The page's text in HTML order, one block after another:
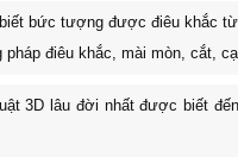
bức tượng được điêu khắc
điêu khắc, mài mòn, cắt,
3D lâu đời nhất được biết